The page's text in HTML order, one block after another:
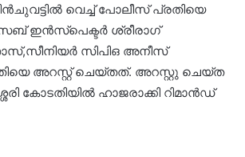
വെച്ച് പോലീസ് പ്രതിയെ
ഇൻസ്പെക്ടർ ശ്രീരാഗ്
സിപിഒ അനീസ്
അറസ്റ്റ് ചെയ്തത്. അറസ്റ്റു ചെയ്ത
കോടതിയിൽ ഹാജരാക്കി റിമാൻഡ്